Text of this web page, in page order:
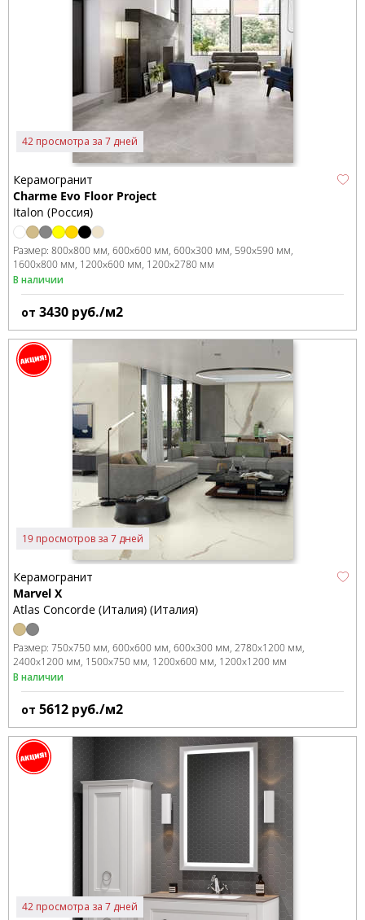
42 просмотра за 7 дней
Керамогранит
Charme Evo Floor Project
Italon (Россия)
Размер: 800x800 мм 600x600 мм 600x300 мм 590x590 мм
1600x800 мм 1200x600 мм 1200x2780 мм
В наличии
от 3430 руб./м2
19 просмотров за 7 дней
Керамогранит
Marvel X
Atlas Concorde (Италия) (Италия)
Размер: 750x750 мм 600x600 мм 600x300 мм 2780x1200 мм
2400x1200 мм 1500x750 мм 1200x600 мм 1200x1200 мм
В наличии
от 5612 руб./м2
42 просмотра за 7 дней